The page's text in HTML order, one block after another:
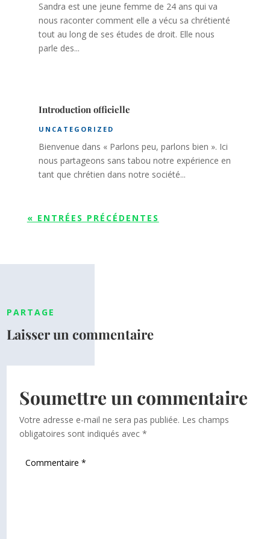
Sandra est une jeune femme de 24 ans qui va
nous raconter comment elle a vécu sa chrétienté
tout au long de ses études de droit. Elle nous
parle des...
Introduction officielle
UNCATEGORIZED
Bienvenue dans « Parlons peu, parlons bien ». Ici
nous partageons sans tabou notre expérience en
tant que chrétien dans notre société...
« ENTRÉES PRÉCÉDENTES
PARTAGE
Laisser un commentaire
Soumettre un commentaire
Votre adresse e-mail ne sera pas publiée. Les champs
obligatoires sont indiqués avec*